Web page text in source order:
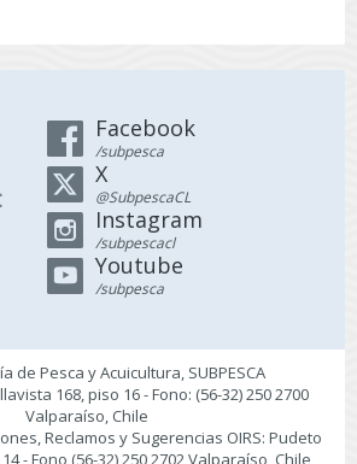
Facebook
/subpesca
X
@SubpescaCL
Instagram
/subpescacl
Youtube
/subpesca
de Pesca y Acuicultura, SUBPESCA
168, piso 16 - Fono: (56-32) 250 2700
Valparaíso, Chile
Reclamos y Sugerencias OIRS: Pudeto
- Fono (56-32) 250 2702 Valparaíso, Chile